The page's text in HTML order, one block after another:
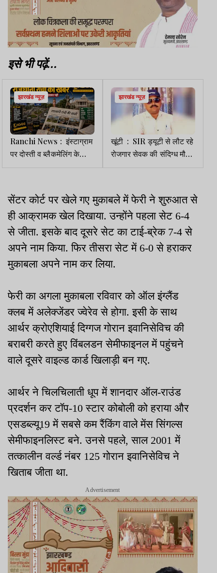
इसे भी पढ़ें...
झारखंड न्यूज़
Ranchi News : इंस्टाग्राम
पर दोस्ती व ब्लैकमेलिंग के
आरोपों के बीच युवती लापता
झारखंड न्यूज़
खूंटी : SIR ड्यूटी से लौट रहे
रोजगार सेवक की संदिग्ध मौत,
सड़क किनारे मिला शव, हत्या
सेंटर कोर्ट पर खेले गए मुकाबले में फेरी ने शुरुआत से
ही आक्रामक खेल दिखाया. उन्होंने पहला सेट 6-4
से जीता. इसके बाद दूसरे सेट का टाई-ब्रेक 7-4 से
अपने नाम किया. फिर तीसरा सेट में 6-0 से हराकर
मुकाबला अपने नाम कर लिया.
फेरी का अगला मुकाबला रविवार को ऑल इंग्लैंड
क्लब में अलेक्जेंडर ज्वेरेव से होगा. इसी के साथ
आर्थर क्रोएशियाई दिग्गज गोरान इवानिसेविच की
बराबरी करते हुए विंबलडन सेमीफाइनल में पहुंचने
वाले दूसरे वाइल्ड कार्ड खिलाड़ी बन गए.
आर्थर ने चिलचिलाती धूप में शानदार ऑल-राउंड
प्रदर्शन कर टॉप-10 स्टार कोबोली को हराया और
एसडब्ल्यू19 में सबसे कम रैंकिंग वाले मेंस सिंगल्स
सेमीफाइनलिस्ट बने. उनसे पहले, साल 2001 में
तत्कालीन वर्ल्ड नंबर 125 गोरान इवानिसेविच ने
खिताब जीता था.
Advertisement